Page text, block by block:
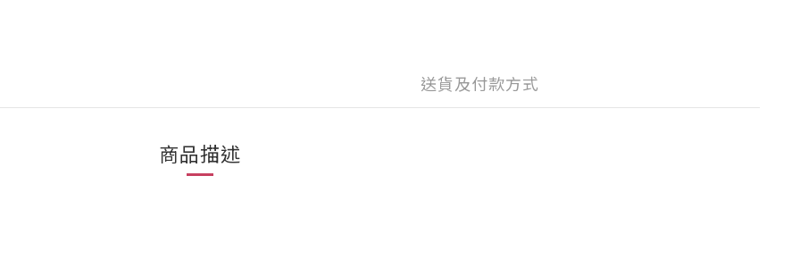
送貨及付款方式
商品描述